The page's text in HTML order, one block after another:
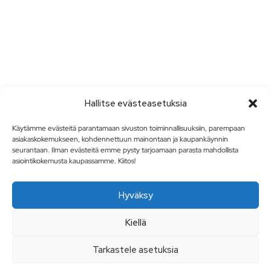
Hallitse evästeasetuksia
Käytämme evästeitä parantamaan sivuston toiminnallisuuksiin, parempaan
asiakaskokemukseen, kohdennettuun mainontaan ja kaupankäynnin
seurantaan. Ilman evästeitä emme pysty tarjoamaan parasta mahdollista
asiointikokemusta kaupassamme. Kiitos!
Hyväksy
Kiellä
Tarkastele asetuksia